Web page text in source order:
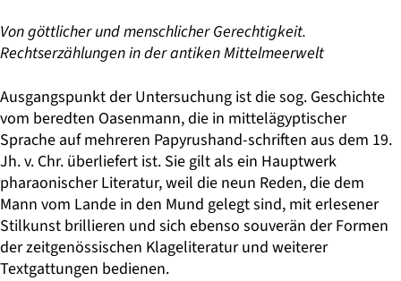
Von göttlicher und menschlicher Gerechtigkeit.
Rechtserzählungen in der antiken Mittelmeerwelt
Ausgangspunkt der Untersuchung ist die sog. Geschichte
vom beredten Oasenmann, die in mittelägyptischer
Sprache auf mehreren Papyrushand-schriften aus dem 19.
Jh. v. Chr. überliefert ist. Sie gilt als ein Hauptwerk
pharaonischer Literatur, weil die neun Reden, die dem
Mann vom Lande in den Mund gelegt sind, mit erlesener
Stilkunst brillieren und sich ebenso souverän der Formen
der zeitgenössischen Klageliteratur und weiterer
Textgattungen bedienen.